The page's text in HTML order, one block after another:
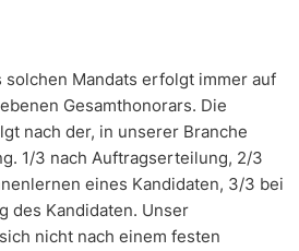
solchen Mandats erfolgt immer auf
Gesamthonorars. Die
nach der, in unserer Branche
1/3 nach Auftragserteilung, 2/3
eines Kandidaten, 3/3 bei
des Kandidaten. Unser
nicht nach einem festen